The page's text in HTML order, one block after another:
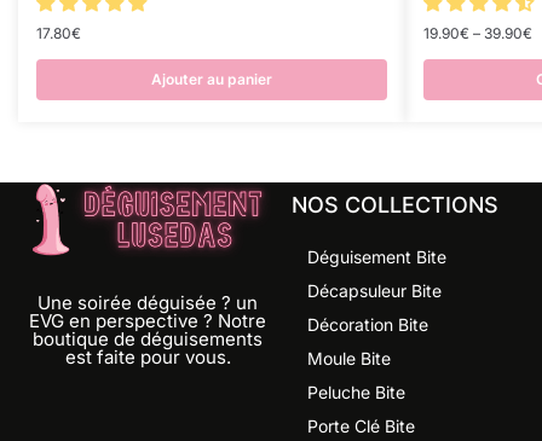
17.80€
Ajouter au panier
19.90€ – 39.90€
Une soirée déguisée ? un
EVG en perspective ? Notre
boutique de déguisements
est faite pour vous.
NOS COLLECTIONS
Déguisement Bite
Décapsuleur Bite
Décoration Bite
Moule Bite
Peluche Bite
Porte Clé Bite